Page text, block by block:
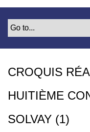
t
CROQUIS
HUITIÈME
SOLVAY (1)